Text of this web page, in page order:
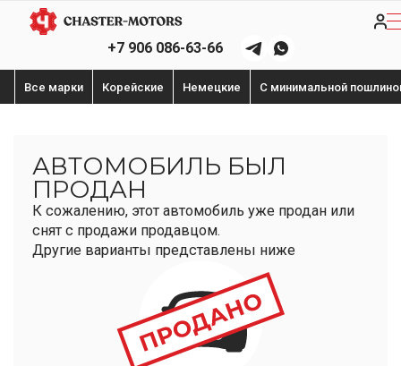
+7 906 086-63-66
Все марки Корейские Немецкие С минимальной
АВТОМОБИЛЬ БЫЛ
ПРОДАН
К сожалению, этот автомобиль уже продан или
снят с продажи продавцом.
Другие варианты представлены ниже